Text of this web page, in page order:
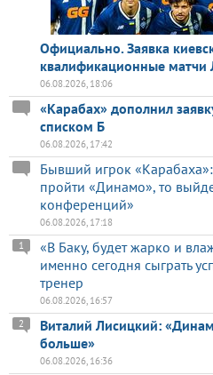
Официально. Заявка
квалификационные матчи
06.08.2026, 18:06
«Карабах» дополнил
списком Б
06.08.2026, 17:42
Бывший игрок
пройти «Динамо», то
конференций»
06.08.2026, 17:18
«В Баку, будет жарко и
именно сегодня сыграть
тренер
1
06.08.2026, 16:57
Виталий Лисицкий:
больше»
2
06.08.2026, 16:36